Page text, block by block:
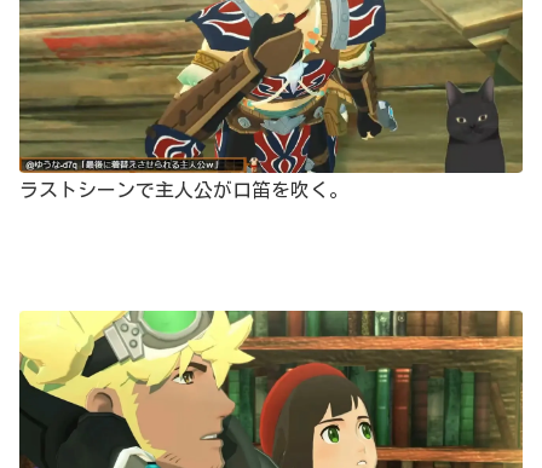
ラストシーンで主人公が口笛を吹く。